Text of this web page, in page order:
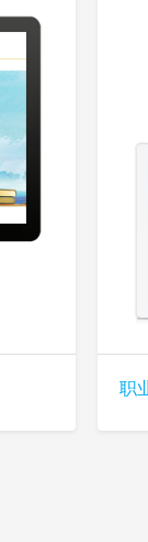
职